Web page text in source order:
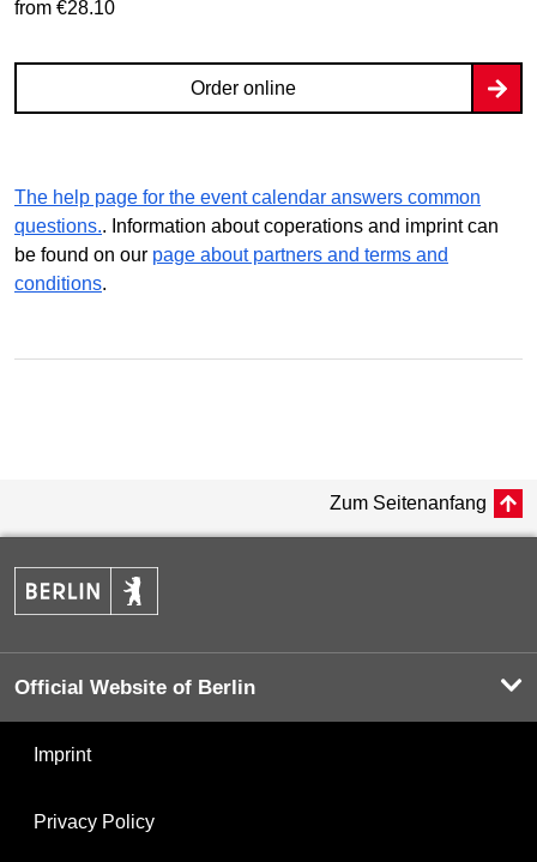
from €28.10
Order online
The help page for the event calendar answers common
questions.. Information about coperations and imprint can
be found on our page about partners and terms and
conditions.
Zum Seitenanfang
Official Website of Berlin
Imprint
Privacy Policy